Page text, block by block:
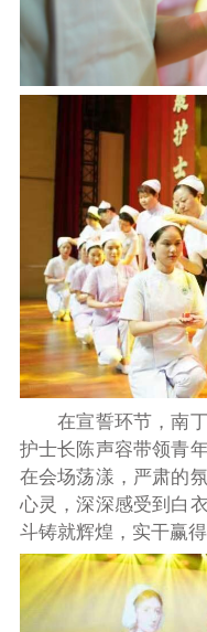
在宣誓环节，南丁
护士长陈声容带领青
在会场荡漾，严肃的
心灵，深深感受到白
斗铸就辉煌，实干赢得